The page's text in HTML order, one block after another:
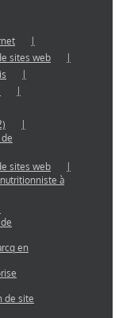
sites web
sites web
à
en
de site